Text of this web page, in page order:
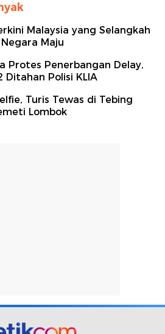
Malaysia yang Selangkah
Maju
Protes Penerbangan Delay,
Ditahan Polisi KLIA
Turis Tewas di Tebing
Lombok